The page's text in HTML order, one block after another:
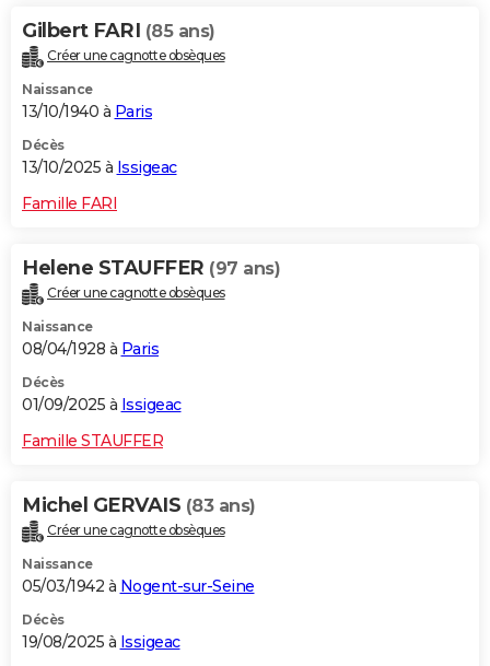
Gilbert FARI (85 ans)
Créer une cagnotte obsèques
Naissance
13/10/1940 à Paris
Décès
13/10/2025 à Issigeac
Famille FARI
Helene STAUFFER (97 ans)
Créer une cagnotte obsèques
Naissance
08/04/1928 à Paris
Décès
01/09/2025 à Issigeac
Famille STAUFFER
Michel GERVAIS (83 ans)
Créer une cagnotte obsèques
Naissance
05/03/1942 à Nogent-sur-Seine
Décès
19/08/2025 à Issigeac